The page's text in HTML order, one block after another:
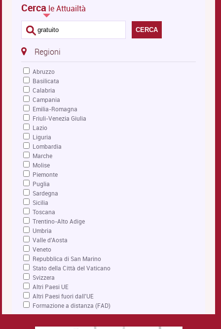
Cerca le Attuailtà
CERCA
Regioni
Abruzzo
Basilicata
Calabria
Campania
Emilia-Romagna
Friuli-Venezia Giulia
Lazio
Liguria
Lombardia
Marche
Molise
Piemonte
Puglia
Sardegna
Sicilia
Toscana
Trentino-Alto Adige
Umbria
Valle d'Aosta
Veneto
Repubblica di San Marino
Stato della Città del Vaticano
Svizzera
Altri Paesi UE
Altri Paesi fuori dall'UE
Formazione a distanza (FAD)